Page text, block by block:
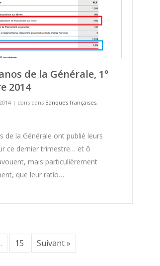
de la Générale, 1°
2014
| dans dans Banques françaises,
de la Générale ont publié leurs
ce dernier trimestre… et ô
mais particulièrement
que leur ratio…
15 Suivant »